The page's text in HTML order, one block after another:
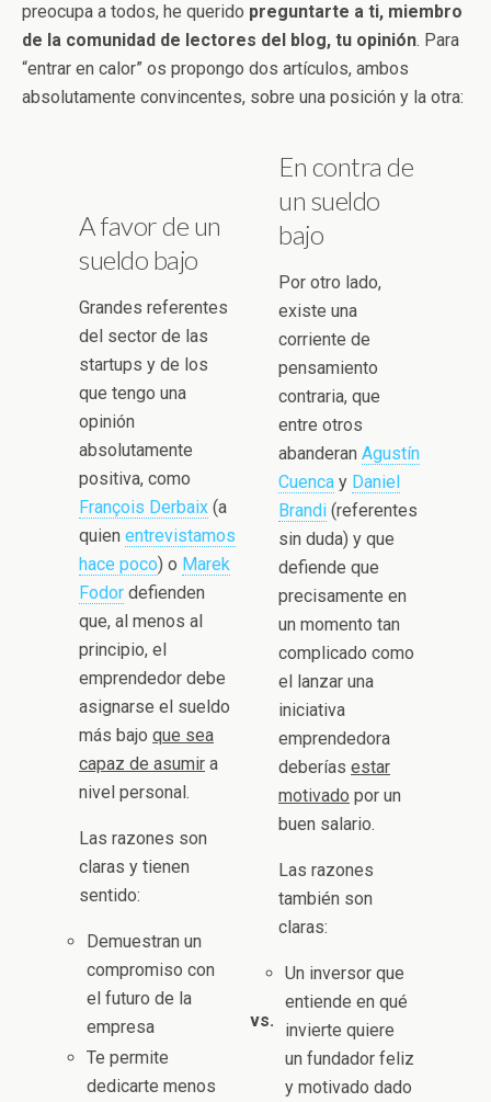
preocupa a todos, he querido preguntarte a ti, miembro
de la comunidad de lectores del blog, tu opinión. Para
“entrar en calor” os propongo dos artículos, ambos
absolutamente convincentes, sobre una posición y la otra:
A favor de un
sueldo bajo
Grandes referentes
del sector de las
startups y de los
que tengo una
opinión
absolutamente
positiva, como
François Derbaix (a
quien entrevistamos
hace poco) o Marek
Fodor defienden
que, al menos al
principio, el
emprendedor debe
asignarse el sueldo
más bajo que sea
capaz de asumir a
nivel personal.
Las razones son
claras y tienen
sentido:
Demuestran un
compromiso con
el futuro de la
empresa
Te permite
dedicarte menos
vs.
En contra de
un sueldo
bajo
Por otro lado,
existe una
corriente de
pensamiento
contraria, que
entre otros
abanderan Agustín
Cuenca y Daniel
Brandi (referentes
sin duda) y que
defiende que
precisamente en
un momento tan
complicado como
el lanzar una
iniciativa
emprendedora
deberías estar
motivado por un
buen salario.
Las razones
también son
claras:
Un inversor que
entiende en qué
invierte quiere
un fundador feliz
y motivado dado